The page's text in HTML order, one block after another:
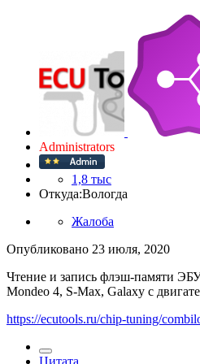
Administrators
1,8 тыс
Откуда:Вологда
Жалоба
Опубликовано 23 июля, 2020
Чтение и запись флэш-памяти
Mondeo 4, S-Max, Galaxy с
https://ecutools.ru/chip-tuning/
Цитата